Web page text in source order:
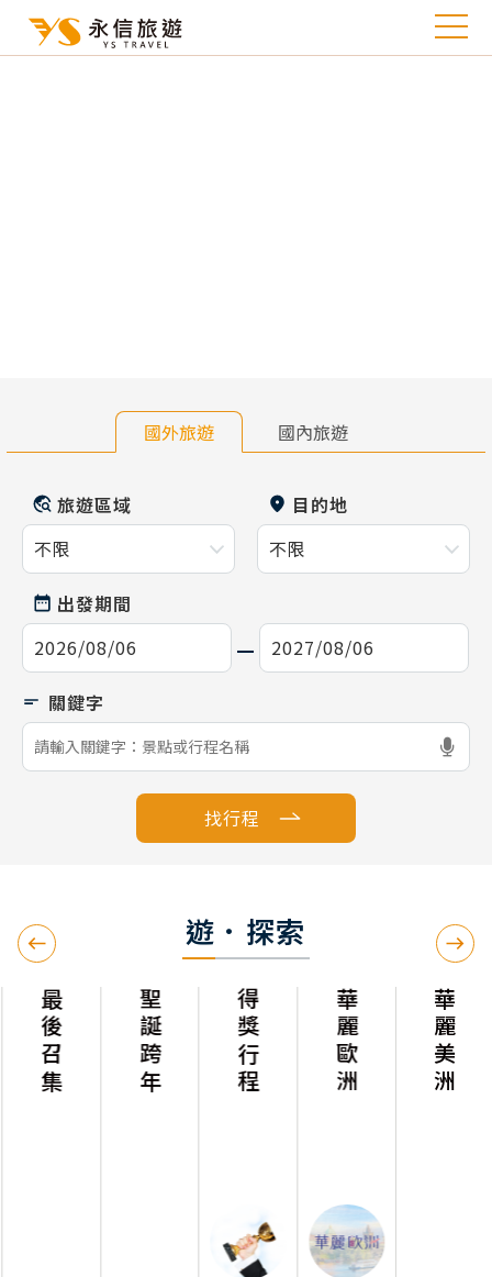
國外旅遊 國內旅遊
旅遊區域 目的地
出發期間
找行程
遊．探索
最後召集 聖誕跨年 得獎行程 華麗歐洲 華麗美洲